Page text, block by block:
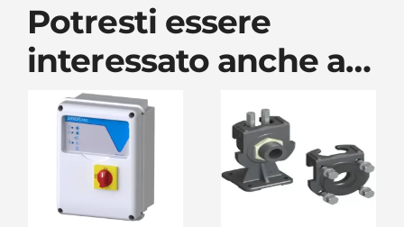
Potresti essere
interessato anche a…